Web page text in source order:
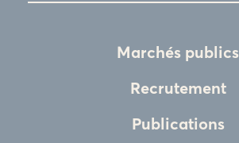
Marchés publics
Recrutement
Publications